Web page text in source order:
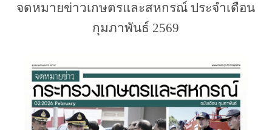
จดหมายข่าวเกษตรและสหกรณ์ ประจำเดือน
กุมภาพันธ์ 2569